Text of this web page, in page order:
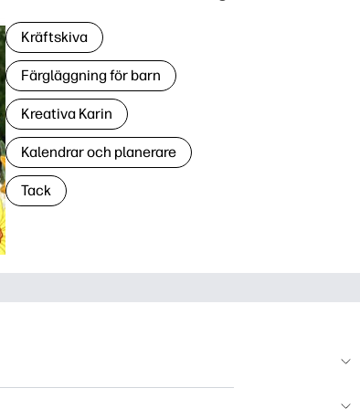
Kräftskiva
Färgläggning för barn
Kreativa Karin
Kalendrar och planerare
Tack